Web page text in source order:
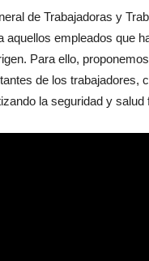
de Trabajadoras y
aquellos empleados que
Para ello,
de los trabajadores,
la seguridad y